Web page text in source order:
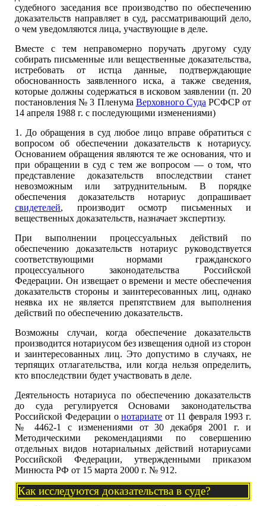
судебного заседания все производство по обеспечению
доказательств направляет в суд, рассматривающий дело,
о чем уведомляются лица, участвующие в деле.
Вместе с тем неправомерно поручать другому суду
собирать письменные или вещественные доказательства,
истребовать от истца данные, подтверждающие
обоснованность заявленного иска, а также сведения,
которые должны содержаться в исковом заявлении (п. 20
постановления № 3 Пленума Верховного Суда РСФСР от
14 апреля 1988 г. с последующими изменениями)
1. До обращения в суд любое лицо вправе обратиться с
вопросом об обеспечении доказательств к нотариусу.
Основанием обращения являются те же основания, что и
при обращении в суд с тем же вопросом — о том, что
представление доказательств впоследствии станет
невозможным или затруднительным. В порядке
обеспечения доказательств нотариус допрашивает
свидетелей, производит осмотр письменных и
вещественных доказательств, назначает экспертизу.
При выполнении процессуальных действий по
обеспечению доказательств нотариус руководствуется
соответствующими нормами гражданского
процессуального законодательства Российской
Федерации. Он извещает о времени и месте обеспечения
доказательств стороны и заинтересованных лиц, однако
неявка их не является препятствием для выполнения
действий по обеспечению доказательств.
Возможны случаи, когда обеспечение доказательств
производится нотариусом без извещения одной из сторон
и заинтересованных лиц. Это допустимо в случаях, не
терпящих отлагательства, или когда нельзя определить,
кто впоследствии будет участвовать в деле.
Деятельность нотариуса по обеспечению доказательств
до суда регулируется Основами законодательства
Российской Федерации онотариате от 11 февраля 1993 г.
№ 4462-1 с изменениями от 30 декабря 2001 г. и
Методическими рекомендациями по совершению
отдельных видов нотариальных действий нотариусами
Российской Федерации, утвержденными приказом
Минюста РФ от 15 марта 2000 г. № 912.
Как исследуются доказательства в суде?